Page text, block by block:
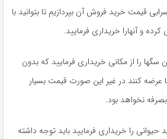
قیمت خرید فروش آن بپردازیم تا بتوانید با
و آنهارا خریداری فرمایید.
سگها را از مکانی خریداری فرمایید که بدون
عرضه کنند در غیر این صورت قیمت بسیار
نخواهد بود.
را خریداری فرمایید باید توجه داشته